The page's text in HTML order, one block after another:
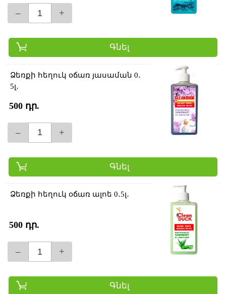
– +
Գնել
Ձեռքի հեղուկ օճառ յասաման 0․
5լ․
500 դր.
– +
Գնել
Ձեռքի հեղուկ օճառ ալոե 0․5լ․
500 դր.
– +
Գնել